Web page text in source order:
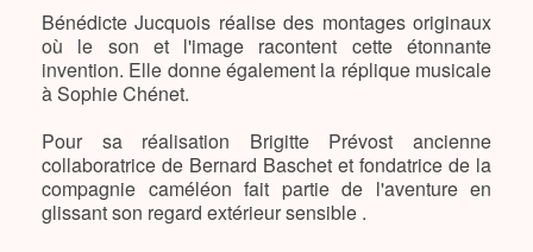
Bénédicte Jucquois réalise des montages originaux
où le son et l'image racontent cette étonnante
invention. Elle donne également la réplique musicale
à Sophie Chénet.
Pour sa réalisation Brigitte Prévost ancienne
collaboratrice de Bernard Baschet et fondatrice de la
compagnie caméléon fait partie de l'aventure en
glissant son regard extérieur sensible .